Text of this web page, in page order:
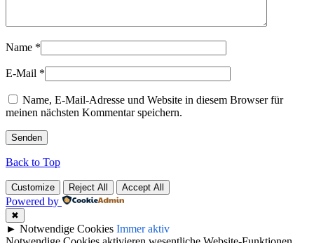
Name *
E-Mail *
Name, E-Mail-Adresse und Website in diesem Browser für
meinen nächsten Kommentar speichern.
Back to Top
Customize Reject All Accept All
Powered by
✖
► Notwendige Cookies Immer aktiv